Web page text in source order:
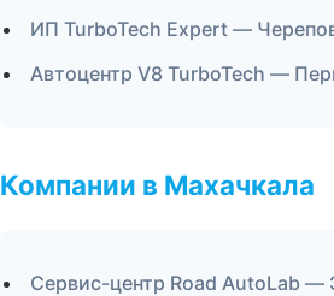
ИП TurboTech Expert —
Автоцентр V8 TurboTech —
Компании в Махачкала
Сервис-центр Road AutoLab —